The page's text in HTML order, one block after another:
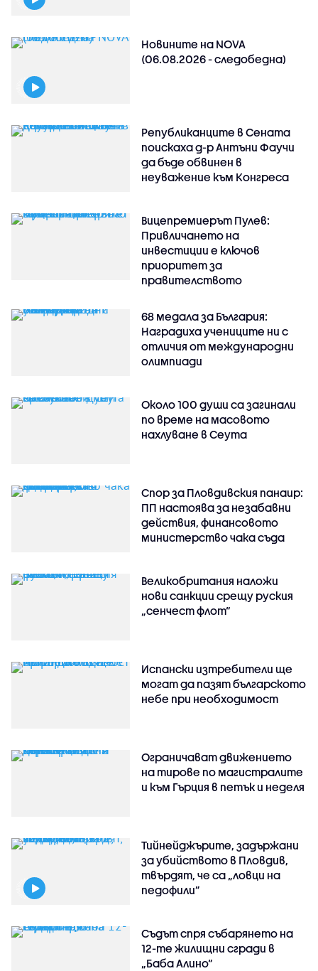
Новините на NOVA
(06.08.2026 - следобедна)
Републиканците в Сената
поискаха д-р Антъни Фаучи
да бъде обвинен в
неуважение към Конгреса
Вицепремиерът Пулев:
Привличането на
инвестиции е ключов
приоритет за
правителството
68 медала за България:
Наградиха учениците ни с
отличия от международни
олимпиади
Около 100 души са загинали
по време на масовото
нахлуване в Сеута
Спор за Пловдивския панаир:
ПП настоява за незабавни
действия, финансовото
министерство чака съда
Великобритания наложи
нови санкции срещу руския
„сенчест флот“
Испански изтребители ще
могат да пазят българското
небе при необходимост
Ограничават движението
на тирове по магистралите
и към Гърция в петък и неделя
Тийнейджърите, задържани
за убийството в Пловдив,
твърдят, че са „ловци на
педофили”
Съдът спря събарянето на
12-те жилищни сгради в
„Баба Алино“